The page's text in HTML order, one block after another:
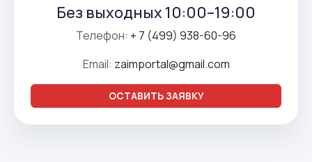
Без выходных 10:00–19:00
Телефон: + 7 (499) 938-60-96
Email: zaimportal@gmail.com
ОСТАВИТЬ ЗАЯВКУ